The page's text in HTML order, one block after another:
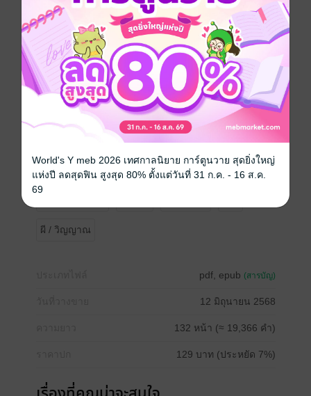
ชิงบัลลังก์ ถูกสังหารด้วยวิชา ฆ่าด้วยคาถาโบราณที่
ปิดปากวิญญาณมิให้กล่าวความจริง จิตวิญญาณของเขา
ถูกผูกไว้กับไม้สลักนับร้อยปีไม่มีใครฟังเสียงเขาได้จน
กระทั่ง "ขุนผา" เปิดผนึกนั้นออก แต่ยิ่งช่วยปลดปล่อยยิ่ง
ถลำลึก เสียงกระซิบของขุนภัทรในค่ำคืนเดือนดับเรียกใจ
ขุนผาให้หวั่นไหว และในทุกการร่ายคาถาทุกการสวด "นะ
ปัดตะ นะอ่อนใจ" หัวใจของหมอผีก็ยิ่งถักทอความผูกพันกับ
วิญญาณที่ควรต้องจากไปวิญญาณแห่งอดีตจะนำทางเขา
ไปสู่ความจริงหรือสู่หายนะ?
เมื่ออาคมไม่ใช่เพียงเครื่องป้องกันภัยแต่เป็นเครื่องพันธนา
ใจสองดวง เมื่อรักต้องห้ามผูกไว้ด้วยเส้นสายของวิญญาณ
จะเลือกปลดปล่อย หรือจะผูกใจไว้ตลอดกาล...กับผี
ผี / วิญญาณ
pdf, epub (สารบัญ)
12 มิถุนายน 2568
132 หน้า (≈ 19,366 คำ)
129 บาท (ประหยัด 7%)
World's Y meb 2026 เทศกาลนิยาย การ์ตูนวาย สุดยิ่งใหญ่
แห่งปี ลดสุดฟิน สูงสุด 80% ตั้งแต่วันที่ 31 ก.ค. - 16 ส.ค.
69